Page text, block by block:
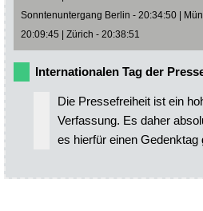
Sonntenuntergang Berlin - 20:34:50 |
20:09:45 | Zürich - 20:38:51
Internationalen Tag der
Die Pressefreiheit ist ein
Verfassung. Es daher
es hierfür einen Gedenktag